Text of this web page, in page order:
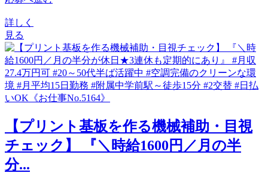
詳しく
見る
【プリント基板を作る機械補助・目視
チェック】 『＼時給1600円／月の半
分...